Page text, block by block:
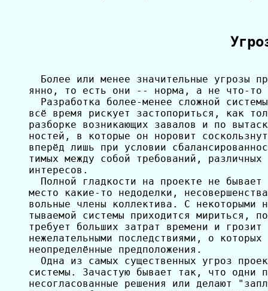
Более или менее значительные угрозы
янно, то есть они -- норма, а не что-то
Разработка более-менее сложной
всё время рискует застопориться, как
разборке возникающих завалов и по
ностей, в которые он норовит
вперёд лишь при условии
тимых между собой требований,
интересов.
Полной гладкости на проекте не
место какие-то недоделки,
вольные члены коллектива. С некоторыми
тываемой системы приходится мириться,
требует больших затрат времени и
нежелательными последствиями, о
неопределённые предположения.
Одна из самых существенных угроз
системы. Зачастую бывает так, что одни
несогласованные решения или делают